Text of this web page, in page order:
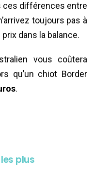
ces différences entre
toujours pas à
dans la balance.
vous coûtera
qu’un chiot Border
.
plus